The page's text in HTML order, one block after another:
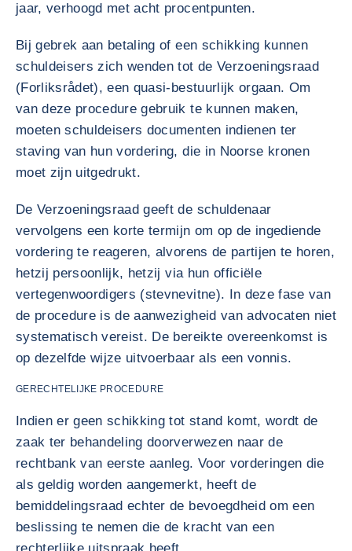
jaar, verhoogd met acht procentpunten.
Bij gebrek aan betaling of een schikking kunnen
schuldeisers zich wenden tot de Verzoeningsraad
(Forliksrådet), een quasi-bestuurlijk orgaan. Om
van deze procedure gebruik te kunnen maken,
moeten schuldeisers documenten indienen ter
staving van hun vordering, die in Noorse kronen
moet zijn uitgedrukt.
De Verzoeningsraad geeft de schuldenaar
vervolgens een korte termijn om op de ingediende
vordering te reageren, alvorens de partijen te horen,
hetzij persoonlijk, hetzij via hun officiële
vertegenwoordigers (stevnevitne). In deze fase van
de procedure is de aanwezigheid van advocaten niet
systematisch vereist. De bereikte overeenkomst is
op dezelfde wijze uitvoerbaar als een vonnis.
GERECHTELIJKE PROCEDURE
Indien er geen schikking tot stand komt, wordt de
zaak ter behandeling doorverwezen naar de
rechtbank van eerste aanleg. Voor vorderingen die
als geldig worden aangemerkt, heeft de
bemiddelingsraad echter de bevoegdheid om een
beslissing te nemen die de kracht van een